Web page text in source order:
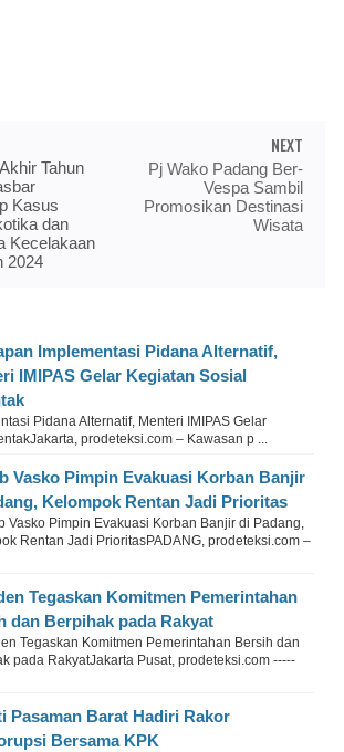
Tahun
Kasus
dan
Kecelakaan
2024
NEXT
Pj Wako Padang Ber-
Vespa Sambil
Promosikan Destinasi
Wisata
Implementasi Pidana Alternatif,
IMIPAS Gelar Kegiatan Sosial
Pidana Alternatif, Menteri IMIPAS Gelar
prodeteksi.com – Kawasan p ...
Vasko Pimpin Evakuasi Korban Banjir
Kelompok Rentan Jadi Prioritas
Vasko Pimpin Evakuasi Korban Banjir di Padang,
Rentan Jadi PrioritasPADANG, prodeteksi.com –
Tegaskan Komitmen Pemerintahan
dan Berpihak pada Rakyat
Tegaskan Komitmen Pemerintahan Bersih dan
pada RakyatJakarta Pusat, prodeteksi.com -----
Pasaman Barat Hadiri Rakor
Bersama KPK